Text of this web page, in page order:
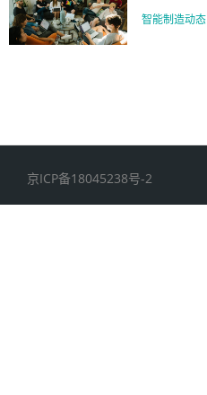
智能制造动态
京ICP备18045238号-2